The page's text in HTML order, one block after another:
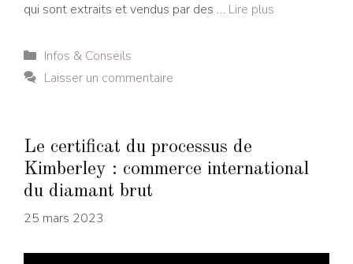
qui sont extraits et vendus par des … Lire plus
Catégories
Infos & Conseils
Laisser un commentaire
Le certificat du processus de
Kimberley : commerce international
du diamant brut
25 mars 2023